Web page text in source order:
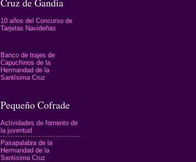
Cruz de Gandia
10 años del Concurso de
Tarjetas Navideñas
Banco de trajes de
Capuchinos de la
Hermandad de la
Santísima Cruz
Pequeño Cofrade
Actividades de fomento de
la juventud
Pasapalabra de la
Hermandad de la
Santísima Cruz